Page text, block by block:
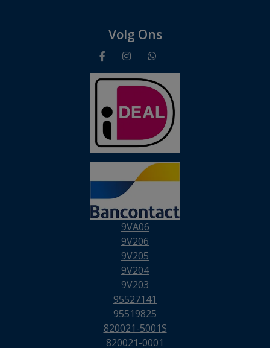
Volg Ons
9VA06
9V206
9V205
9V204
9V203
95527141
95519825
820021-5001S
820021-0001